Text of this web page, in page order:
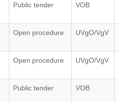
Public tender VOB
Open procedure UVgO/VgV
Open procedure UVgO/VgV
Public tender VOB